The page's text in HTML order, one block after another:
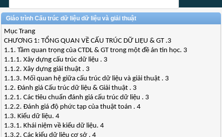
Giáo trình Cấu trúc dữ liệu dữ liệu và giải thuật
Mục Trang
CHƯƠNG 1: TỔNG QUAN VỀ CẤU TRÚC DỮ LIỆU & GT .3
1.1. Tầm quan trọng của CTDL & GT trong một đề án tin học. 3
1.1.1. Xây dựng cấu trúc dữ liệu . 3
1.1.2. Xây dựng giải thuật . 3
1.1.3. Mối quan hệ giữa cấu trúc dữ liệu và giải thuật . 3
1.2. Đánh giá Cấu trúc dữ liệu & Giải thuật . 3
1.2.1. Các tiêu chuẩn đánh giá cấu trúc dữ liệu . 3
1.2.2. Đánh giá độ phức tạp của thuật toán . 4
1.3. Kiểu dữ liệu. 4
1.3.1. Khái niệm về kiểu dữ liệu. 4
1.3.2. Các kiểu dữ liệu cơ sở . 4